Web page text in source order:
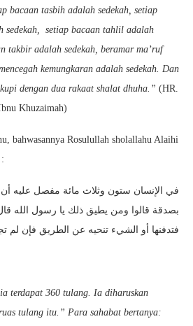
bacaan tasbih adalah sedekah, setiap
sedekah, setiap bacaan tahlil adalah
takbir adalah sedekah, beramar ma’ruf
kemungkaran adalah sedekah. Dan
dengan dua rakaat shalat dhuha.” (HR.
Khuzaimah)
bahwasannya Rosulullah sholallahu Alaihi
في الإنسان ستون وثلاث مائة مفصل عليه
بصدقة قالوا ومن يطيق ذلك يا رسول الله
فتدفنها أو الشيء تنحيه عن الطريق فإن لم
terdapat 360 tulang. Ia diharuskan
tulang itu.” Para sahabat bertanya: